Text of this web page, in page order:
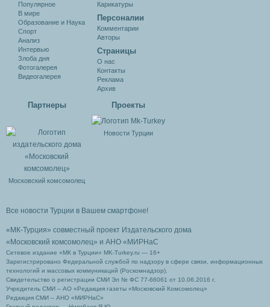
Популярное
В мире
Образование и Наука
Спорт
Анализ
Интервью
Злоба дня
Фотогалерея
Видеогалерея
Карикатуры
Персоналии
Комментарии
Авторы
Cтраницы
О нас
Контакты
Реклама
Архив
Партнеры
Московский комсомолец
Проекты
Новости Турции
Все новости Турции в Вашем смартфоне!
«МК-Турция» совместный проект Издательского дома
«Московский комсомолец» и АНО «МИРНаС
Сетевое издание «МК в Турции» MK-Turkey.ru — 16+
Зарегистрировано Федеральной службой по надзору в сфере связи, информационных
технологий и массовых коммуникаций (Роскомнадзор).
Свидетельство о регистрации СМИ Эл № ФС 77-66061 от 10.06.2016 г.
Учредитель СМИ – АО «Редакция газеты «Московский Комсомолец»
Редакция СМИ – АНО «МИРНаС»